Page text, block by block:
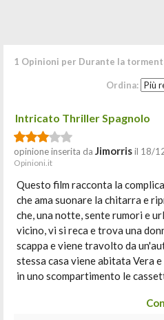
1 Opinioni per Durante la
Ordina:
Intricato Thriller Spagnolo
opinione inserita da Jimorrisil 18/
Opinioni.it
Questo film racconta la
che ama suonare la chitarra e
che, una notte, sente rumori e
vicino, vi si reca e trova una
scappa e viene travolto da
stessa casa viene abitata Vera
in uno scompartimento le